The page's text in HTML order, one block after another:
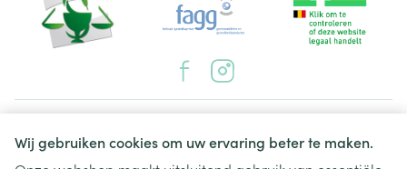
Wij gebruiken cookies om uw ervaring beter te maken.
Juridische links